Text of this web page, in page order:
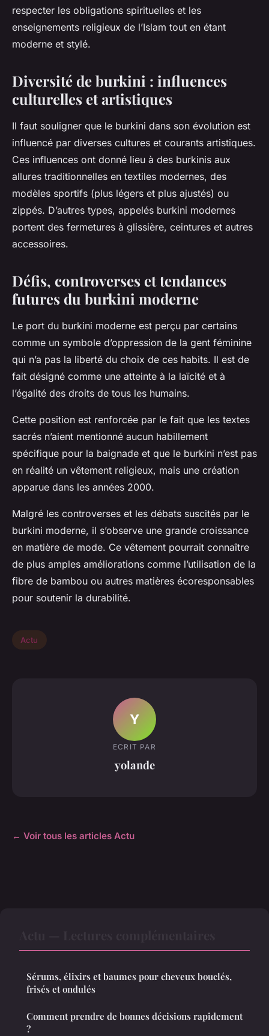
respecter les obligations spirituelles et les
enseignements religieux de l’Islam tout en étant
moderne et stylé.
Diversité de burkini : influences
culturelles et artistiques
Il faut souligner que le burkini dans son évolution est
influencé par diverses cultures et courants artistiques.
Ces influences ont donné lieu à des burkinis aux
allures traditionnelles en textiles modernes, des
modèles sportifs (plus légers et plus ajustés) ou
zippés. D’autres types, appelés burkini modernes
portent des fermetures à glissière, ceintures et autres
accessoires.
Défis, controverses et tendances
futures du burkini moderne
Le port du burkini moderne est perçu par certains
comme un symbole d’oppression de la gent féminine
qui n’a pas la liberté du choix de ces habits. Il est de
fait désigné comme une atteinte à la laïcité et à
l’égalité des droits de tous les humains.
Cette position est renforcée par le fait que les textes
sacrés n’aient mentionné aucun habillement
spécifique pour la baignade et que le burkini n’est pas
en réalité un vêtement religieux, mais une création
apparue dans les années 2000.
Malgré les controverses et les débats suscités par le
burkini moderne, il s’observe une grande croissance
en matière de mode. Ce vêtement pourrait connaître
de plus amples améliorations comme l’utilisation de la
fibre de bambou ou autres matières écoresponsables
pour soutenir la durabilité.
Actu
Y
ECRIT PAR
yolande
← Voir tous les articles Actu
Sérums, élixirs et baumes pour cheveux bouclés,
frisés et ondulés
Comment prendre de bonnes décisions rapidement
?